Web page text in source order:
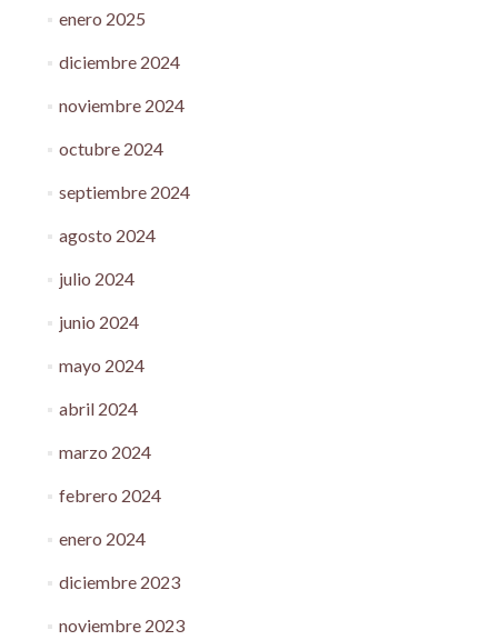
enero 2025
diciembre 2024
noviembre 2024
octubre 2024
septiembre 2024
agosto 2024
julio 2024
junio 2024
mayo 2024
abril 2024
marzo 2024
febrero 2024
enero 2024
diciembre 2023
noviembre 2023